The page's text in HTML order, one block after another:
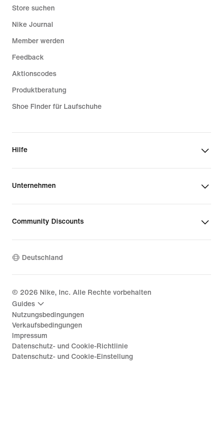
Store suchen
Nike Journal
Member werden
Feedback
Aktionscodes
Produktberatung
Shoe Finder für Laufschuhe
Hilfe
Unternehmen
Community Discounts
Deutschland
© 2026 Nike, Inc. Alle Rechte vorbehalten
Guides
Nutzungsbedingungen
Verkaufsbedingungen
Impressum
Datenschutz- und Cookie-Richtlinie
Datenschutz- und Cookie-Einstellung